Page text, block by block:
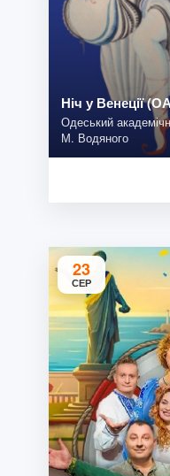
Ніч у Венеції
Одеський
М. Водяного
23
СЕР